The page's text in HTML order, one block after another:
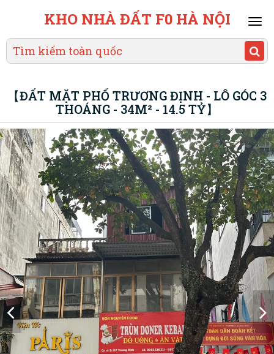
KHO NHÀ ĐẤT F0 HÀ NỘI
【ĐẤT MẶT PHỐ TRƯƠNG ĐỊNH - LÔ GÓC 3
THOÁNG - 34M² - 14.5 TỶ】